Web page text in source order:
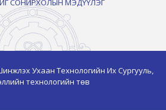
СОНИРХОЛЫН МЭДҮҮЛЭГ
Ухаан Технологийн Их Сургууль,
технологийн төв